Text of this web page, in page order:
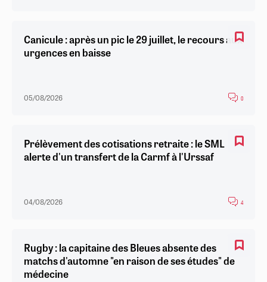
Canicule : après un pic le 29 juillet, le recours aux
urgences en baisse
05/08/2026 0
Prélèvement des cotisations retraite : le SML
alerte d'un transfert de la Carmf à l'Urssaf
04/08/2026 4
Rugby : la capitaine des Bleues absente des
matchs d'automne "en raison de ses études" de
médecine